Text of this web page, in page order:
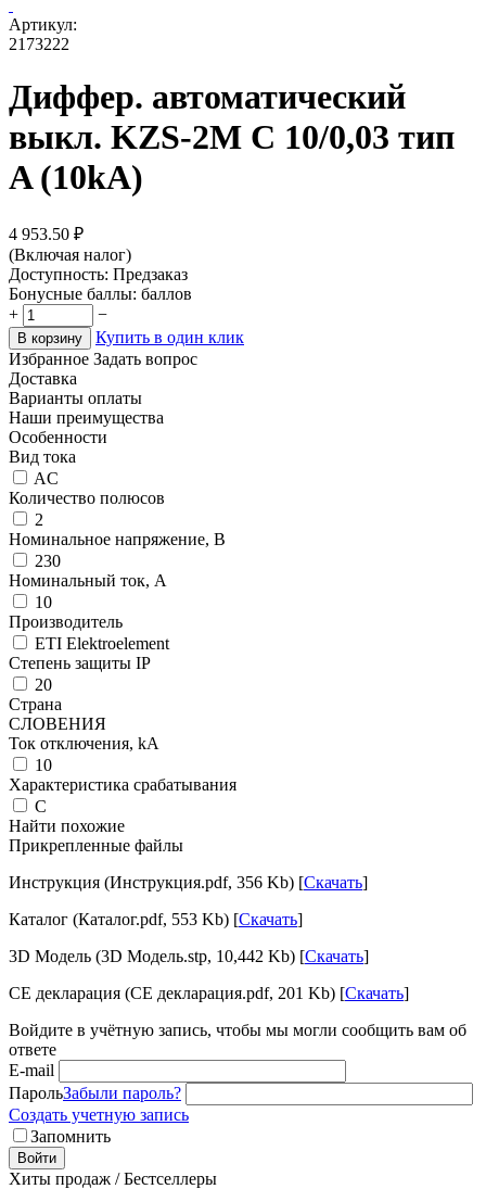
Артикул:
2173222
Диффер. автоматический
выкл. KZS-2M C 10/0,03 тип
A (10kA)
4 953.50 ₽
(Включая налог)
Доступность: Предзаказ
Бонусные баллы: баллов
+
−
В корзину
Купить в один клик
Избранное Задать вопрос
Доставка
Варианты оплаты
Наши преимущества
Особенности
Вид тока
AC
Количество полюсов
2
Номинальное напряжение, В
230
Номинальный ток, А
10
Производитель
ETI Elektroelement
Степень защиты IP
20
Страна
СЛОВЕНИЯ
Ток отключения, kА
10
Характеристика срабатывания
C
Найти похожие
Прикрепленные файлы
Инструкция (Инструкция.pdf, 356 Kb) [Скачать]
Каталог (Каталог.pdf, 553 Kb) [Скачать]
3D Модель (3D Модель.stp, 10,442 Kb) [Скачать]
CE декларация (CE декларация.pdf, 201 Kb) [Скачать]
Войдите в учётную запись, чтобы мы могли сообщить вам об
ответе
E-mail
ПарольЗабыли пароль?
Создать учетную запись
Запомнить
Войти
Хиты продаж / Бестселлеры